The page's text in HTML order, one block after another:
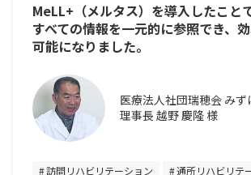
MeLL+（メルタス）を導入したこと
すべての情報を一元的に参照でき、
可能になりました。
医療法人社団瑞穂会 みず
理事長 越野 慶隆 様
訪問リハビリテーション 通所リハビリテ